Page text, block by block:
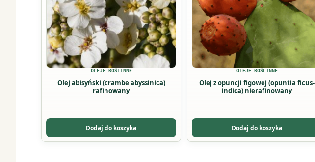
OLEJE ROŚLINNE
Olej abisyński (crambe abyssinica)
rafinowany
Dodaj do koszyka
można
wybrać
na
stronie
produktu
OLEJE ROŚLINNE
Olej z opuncji figowej (opuntia ficus-
indica) nierafinowany
Dodaj do koszyka
można
wybrać
stronie
produktu